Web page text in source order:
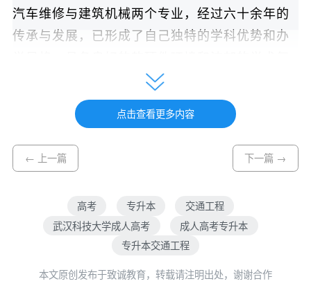
汽车维修与建筑机械两个专业，经过六十余年的
传承与发展，已形成了自己独特的学科优势和办
围，是武汉科技大学最具发展潜力的学院之一。
交通工程专业最早起源于1999年城市建设学
式开设交通工程本科专业，2008年6月第一届交通
2013年依托控制工程、机械工程两个一级学科自
主设置了“交通信息与安全”二级学科学术型硕士
点，2016年获批交通运输工程专业硕士点，2019
年开展“交通工程+工程管理”双学位新工科建设，
点击查看更多内容
← 上一篇 下一篇 →
高考 专升本
交通工程
武汉科技大学成人高考
成人高考专升本
专升本交通工程
本文原创发布于致诚教育，转载请注明出处，谢谢合作